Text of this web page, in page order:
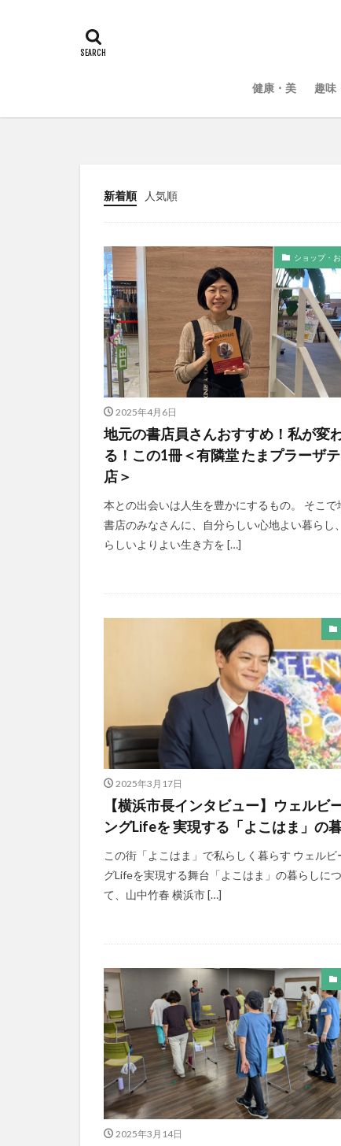
健康・美 趣味
新着順 人気順
ショップ・
2025年4月6日
地元の書店員さんおすすめ！私が変
る！この1冊＜有隣堂 たまプラーザ
店＞
本との出会いは人生を豊かにするもの。 そこで
書店のみなさんに、自分らしい心地よい暮らし
らしいよりよい生き方を […]
2025年3月17日
【横浜市長インタビュー】ウェルビ
ングLifeを 実現する「よこはま」の
この街「よこはま」で私らしく暮らす ウェルビ
グLifeを実現する舞台「よこはま」の暮らしに
て、山中竹春 横浜市 […]
2025年3月14日